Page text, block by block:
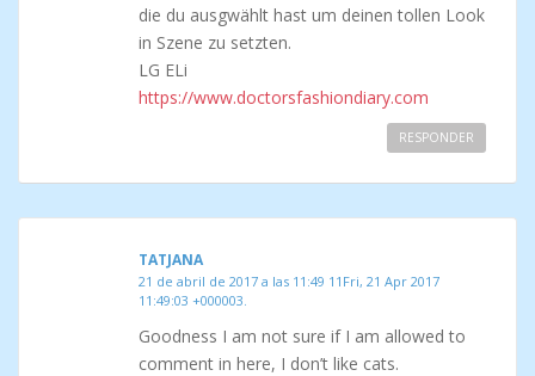
die du ausgwählt hast um deinen tollen Look
in Szene zu setzten.
LG ELi
https://www.doctorsfashiondiary.com
RESPONDER
TATJANA
21 de abril de 2017 a las 11:49 11Fri, 21 Apr 2017
11:49:03 +000003.
Goodness I am not sure if I am allowed to
comment in here, I don’t like cats.